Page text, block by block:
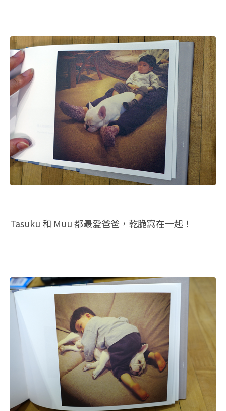
Tasuku 和 Muu 都最愛爸爸，乾脆窩在一起！